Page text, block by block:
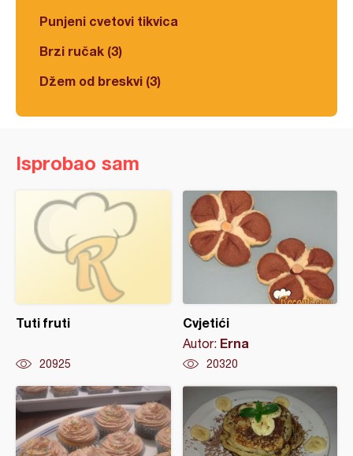
Punjeni cvetovi tikvica
Brzi ručak (3)
Džem od breskvi (3)
Isprobao sam
Tuti fruti
20925
Cvjetići
Autor: Erna
20320